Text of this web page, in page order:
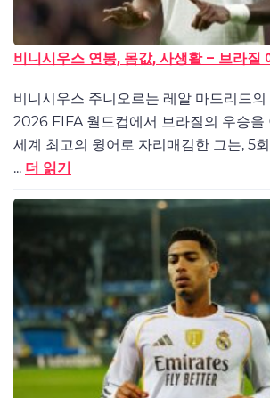
비니시우스 연봉, 몸값, 사생활 – 브라질
비니시우스 주니오르는 레알 마드리드
2026 FIFA 월드컵에서 브라질의 우승을
세계 최고의 윙어로 자리매김한 그는, 5
... 더 읽기